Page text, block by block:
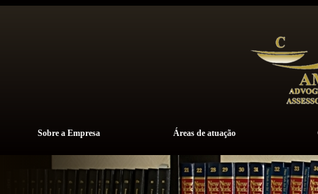
Sobre a Empresa Áreas de atuação